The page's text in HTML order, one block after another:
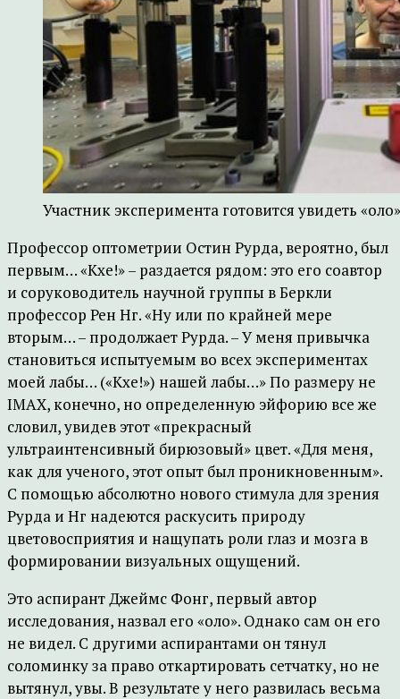
Участник эксперимента готовится увидеть
Профессор оптометрии Остин Рурда, вероятно, был
первым… «Кхе!» – раздается рядом: это его соавтор
и соруководитель научной группы в Беркли
профессор Рен Нг. «Ну или по крайней мере
вторым… – продолжает Рурда. – У меня привычка
становиться испытуемым во всех экспериментах
моей лабы… («Кхе!») нашей лабы…» По размеру не
IMAX, конечно, но определенную эйфорию все же
словил, увидев этот «прекрасный
ультраинтенсивный бирюзовый» цвет. «Для меня,
как для ученого, этот опыт был проникновенным».
С помощью абсолютно нового стимула для зрения
Рурда и Нг надеются раскусить природу
цветовосприятия и нащупать роли глаз и мозга в
формировании визуальных ощущений.
Это аспирант Джеймс Фонг, первый автор
исследования, назвал его «оло». Однако сам он его
не видел. С другими аспирантами он тянул
соломинку за право откартировать сетчатку, но не
вытянул, увы. В результате у него развилась весьма